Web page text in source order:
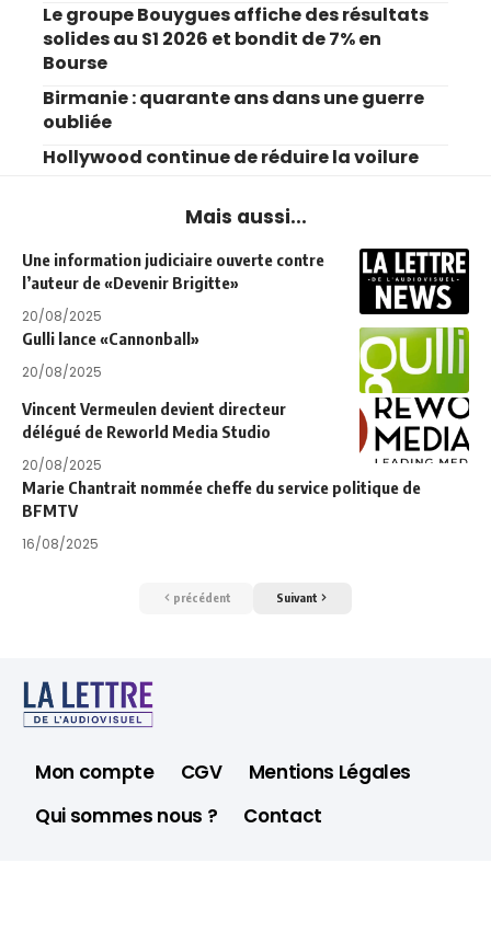
Le groupe Bouygues affiche des résultats
solides au S1 2026 et bondit de 7% en
Bourse
Birmanie : quarante ans dans une guerre
oubliée
Hollywood continue de réduire la voilure
Mais aussi...
Une information judiciaire ouverte contre
l’auteur de «Devenir Brigitte»
20/08/2025
Gulli lance «Cannonball»
20/08/2025
Vincent Vermeulen devient directeur
délégué de Reworld Media Studio
20/08/2025
Marie Chantrait nommée cheffe du service politique de
BFMTV
16/08/2025
précédent Suivant
Mon compte CGV
Mentions Légales
Qui sommes nous ?
Contact